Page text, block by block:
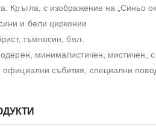
Кръгла, с изображение на „Синьо
и бели цирконии
тъмносин, бял.
минималистичен, мистичен, с
събития, специални